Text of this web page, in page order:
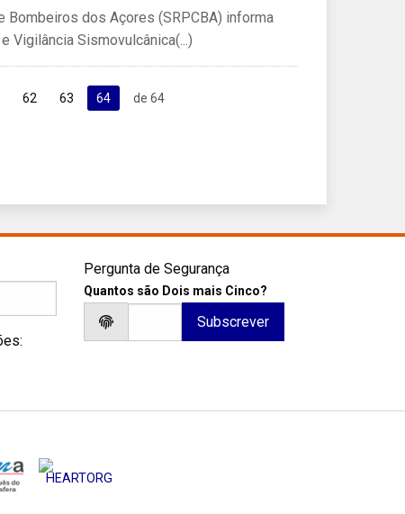
Bombeiros dos Açores (SRPCBA) informa
Vigilância Sismovulcânica(...)
62 63 64 de 64
Pergunta de Segurança
Quantos são Dois mais Cinco?